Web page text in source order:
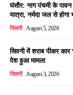
घंसौर: नाग पंचमी के
यात्रा, नर्मदा जल से
सिवनी August 5, 2026
सिवनी में शराब पीकर
पेश हुआ मामला
सिवनी August 3, 2026